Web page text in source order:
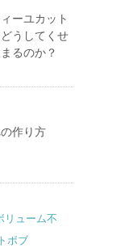
ーユカット
うしてくせ
るのか？
作り方
リューム不
ボブ